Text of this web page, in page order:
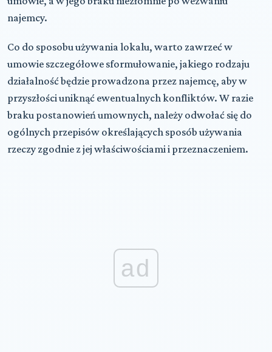
najemcy.
Co do sposobu używania lokalu, warto zawrzeć w
umowie szczegółowe sformułowanie, jakiego rodzaju
działalność będzie prowadzona przez najemcę, aby w
przyszłości uniknąć ewentualnych konfliktów. W razie
braku postanowień umownych, należy odwołać się do
ogólnych przepisów określających sposób używania
rzeczy zgodnie z jej właściwościami i przeznaczeniem.
ad